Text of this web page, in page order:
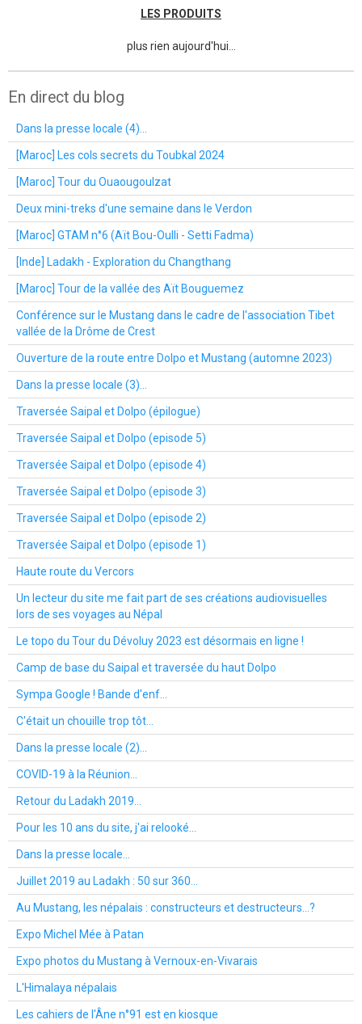
LES PRODUITS
plus rien aujourd'hui...
En direct du blog
Dans la presse locale (4)...
[Maroc] Les cols secrets du Toubkal 2024
[Maroc] Tour du Ouaougoulzat
Deux mini-treks d'une semaine dans le Verdon
[Maroc] GTAM n°6 (Aït Bou-Oulli - Setti Fadma)
[Inde] Ladakh - Exploration du Changthang
[Maroc] Tour de la vallée des Aït Bouguemez
Conférence sur le Mustang dans le cadre de l'association Tibet
vallée de la Drôme de Crest
Ouverture de la route entre Dolpo et Mustang (automne 2023)
Dans la presse locale (3)...
Traversée Saipal et Dolpo (épilogue)
Traversée Saipal et Dolpo (episode 5)
Traversée Saipal et Dolpo (episode 4)
Traversée Saipal et Dolpo (episode 3)
Traversée Saipal et Dolpo (episode 2)
Traversée Saipal et Dolpo (episode 1)
Haute route du Vercors
Un lecteur du site me fait part de ses créations audiovisuelles
lors de ses voyages au Népal
Le topo du Tour du Dévoluy 2023 est désormais en ligne !
Camp de base du Saipal et traversée du haut Dolpo
Sympa Google ! Bande d'enf...
C'était un chouille trop tôt...
Dans la presse locale (2)...
COVID-19 à la Réunion...
Retour du Ladakh 2019...
Pour les 10 ans du site, j'ai relooké...
Dans la presse locale...
Juillet 2019 au Ladakh : 50 sur 360...
Au Mustang, les népalais : constructeurs et destructeurs...?
Expo Michel Mée à Patan
Expo photos du Mustang à Vernoux-en-Vivarais
L'Himalaya népalais
Les cahiers de l'Âne n°91 est en kiosque